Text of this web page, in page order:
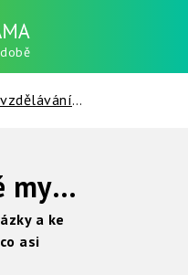
PŘIHLÁSIT SE
Co si lidé mysleli o Slunci v dávné době ?
a ke
asi